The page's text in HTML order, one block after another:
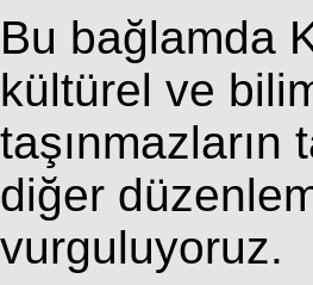
Bu bağlamda
kültürel ve
diğer
vurguluyoruz.